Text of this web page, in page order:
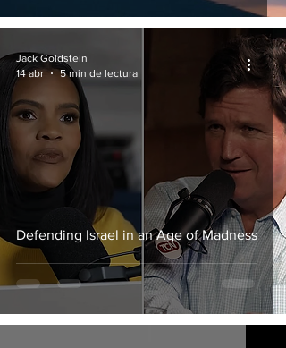
Defending Israel in an Age of Madness
Jack Goldstein
14 abr
5 min de lectura